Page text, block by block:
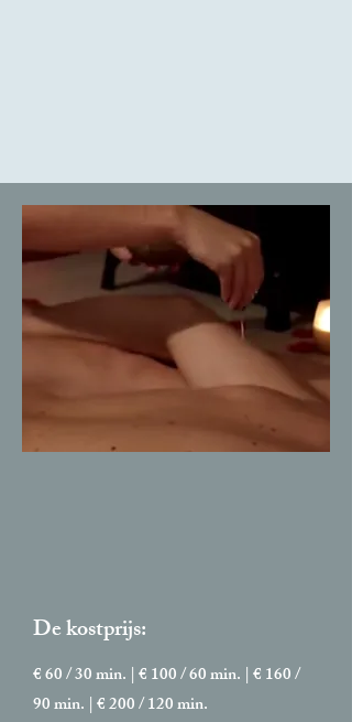
De kostprijs:
€ 60 / 30 min. | € 100 / 60 min. | € 160 /
90 min. | € 200 / 120 min.